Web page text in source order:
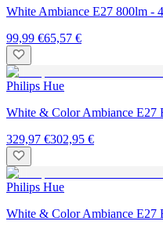
White Ambiance E27 800lm -
99,99 €65,57 €
Philips Hue
White & Color Ambiance E27
329,97 €302,95 €
Philips Hue
White & Color Ambiance E27